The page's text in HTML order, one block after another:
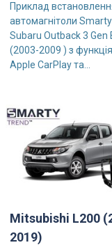
Приклад
автомагнітоли
Subaru Outback 3 Gen
(2003-2009 ) з
Apple CarPlay та...
Mitsubishi L200
2019)